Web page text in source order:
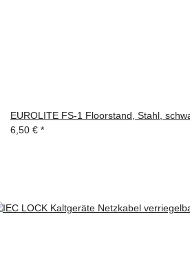
EUROLITE FS-1 Floorstand, Stahl,
6,50 € *